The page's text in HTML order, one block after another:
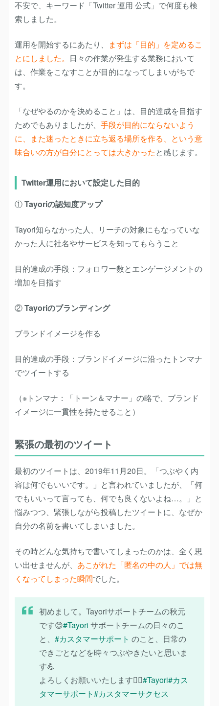
不安で、キーワード「Twitter 運用 公式」で何度も検
索しました。
運用を開始するにあたり、
まずは「目的」を定めるこ
とにしました。 日々の作業が発生する業務において
は、作業をこなすことが目的になってしまいがちで
す。
「なぜやるのかを決めること」は、目的達成を目指す
ためでもありましたが、 手段が目的にならないよう
に、また迷ったときに立ち返る場所を作る、という意
味合いの方が自分にとっては大きかったと感じます。
Twitter運用において設定した目的
①Tayoriの認知度アップ
Tayori知らなかった人、リーチの対象にもなっていな
かった人に社名やサービスを知ってもらうこと
目的達成の手段：フォロワー数とエンゲージメントの
増加を目指す
②Tayoriのブランディング
ブランドイメージを作る
目的達成の手段：ブランドイメージに沿ったトンマナ
でツイートする
（※トンマナ：「トーン＆マナー」の略で、ブランド
イメージに一貫性を持たせること）
緊張の最初のツイート
最初のツイートは、2019年11月20日。「つぶやく内
容は何でもいいです。」と言われていましたが、「何
でもいいって言っても、何でも良くないよね…。」と
悩みつつ、緊張しながら投稿したツイートに、なぜか
自分の名前を書いてしまいました。
その時どんな気持ちで書いてしまったのかは、全く思
い出せませんが、 あこがれた「匿名の中の人」では無
くなってしまった瞬間でした。
初めまして。Tayoriサポートチームの秋元
です😊#Tayori サポートチームの日々のこ
と、 #カスタマーサポート のこと、日常の
できごとなどを時々つぶやきたいと思いま
す💪
よろしくお願いいたします🙇‍♂️#Tayori#カス
タマーサポート#カスタマーサクセス